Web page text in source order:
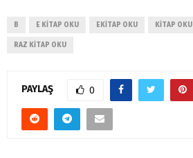
B E KITAP OKU EKITAP OKU KITAP OKU
RAZ KITAP OKU
PAYLAŞ 0